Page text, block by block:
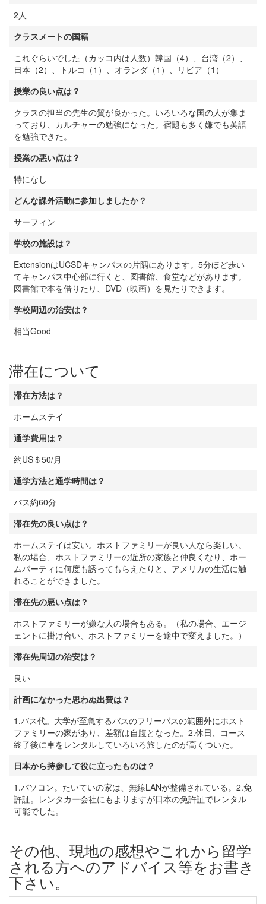
2人
クラスメートの国籍
これぐらいでした（カッコ内は人数）韓国（4）、台湾（2）、
日本（2）、トルコ（1）、オランダ（1）、リビア（1）
授業の良い点は？
クラスの担当の先生の質が良かった。いろいろな国の人が集ま
っており、カルチャーの勉強になった。宿題も多く嫌でも英語
を勉強できた。
授業の悪い点は？
特になし
どんな課外活動に参加しましたか？
サーフィン
学校の施設は？
ExtensionはUCSDキャンパスの片隅にあります。5分ほど歩い
てキャンパス中心部に行くと、図書館、食堂などがあります。
図書館で本を借りたり、DVD（映画）を見たりできます。
学校周辺の治安は？
相当Good
滞在について
滞在方法は？
ホームステイ
通学費用は？
約US＄50/月
通学方法と通学時間は？
バス約60分
滞在先の良い点は？
ホームステイは安い。ホストファミリーが良い人なら楽しい。
私の場合、ホストファミリーの近所の家族と仲良くなり、ホー
ムパーティに何度も誘ってもらえたりと、アメリカの生活に触
れることができました。
滞在先の悪い点は？
ホストファミリーが嫌な人の場合もある。（私の場合、エージ
ェントに掛け合い、ホストファミリーを途中で変えました。）
滞在先周辺の治安は？
良い
計画になかった思わぬ出費は？
1.バス代。大学が至急するバスのフリーパスの範囲外にホスト
ファミリーの家があり、差額は自腹となった。2.休日、コース
終了後に車をレンタルしていろいろ旅したのが高くついた。
日本から持参して役に立ったものは？
1.パソコン。たいていの家は、無線LANが整備されている。2.免
許証。レンタカー会社にもよりますが日本の免許証でレンタル
可能でした。
その他、現地の感想やこれから留学
される方へのアドバイス等をお書き
下さい。